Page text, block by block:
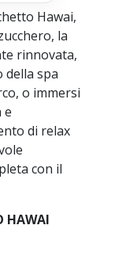
Hawai,
la
rinnovata,
della spa
o immersi
e
di relax
con il
HAWAI